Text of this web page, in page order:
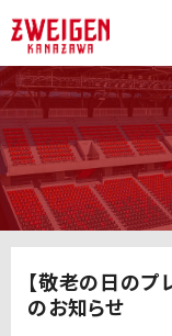
【敬老の日のプ
のお知らせ